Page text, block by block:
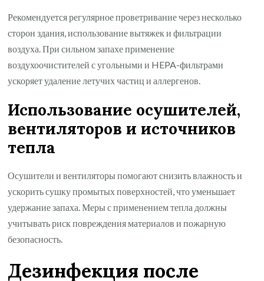
Рекомендуется регулярное проветривание через несколько
сторон здания, использование вытяжек и фильтрации
воздуха. При сильном запахе применение
воздухоочистителей с угольными и HEPA-фильтрами
ускоряет удаление летучих частиц и аллергенов.
Использование осушителей,
вентиляторов и источников
тепла
Осушители и вентиляторы помогают снизить влажность и
ускорить сушку промытых поверхностей, что уменьшает
удержание запаха. Меры с применением тепла должны
учитывать риск повреждения материалов и пожарную
безопасность.
Дезинфекция после